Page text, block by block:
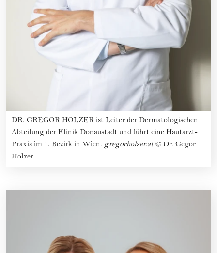
DR. GREGOR HOLZER ist Leiter der Dermatologischen
Abteilung der Klinik Donaustadt und führt eine Hautarzt-
Praxis im 1. Bezirk in Wien. gregorholzer.at© Dr. Gegor
Holzer